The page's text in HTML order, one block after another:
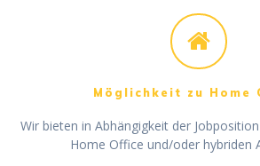
Möglichkeit zu Home
Wir bieten in Abhängigkeit der
Home Office und/oder hybriden